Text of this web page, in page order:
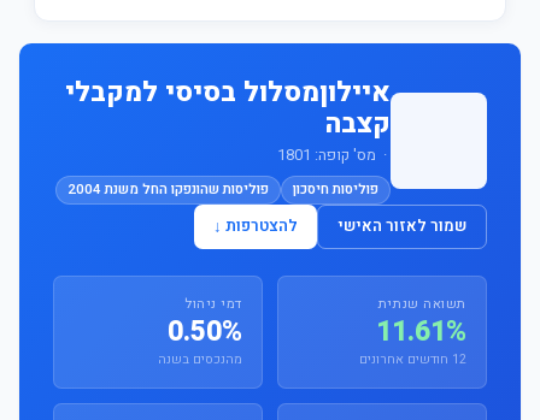
איילוןמסלול בסיסי למקבלי
קצבה
· מס' קופה: 1801
פוליסות חיסכון פוליסות שהונפקו החל משנת 2004
שמור לאזור האישי להצטרפות ↓
תשואה שנתית
11.61%
12 חודשים אחרונים
דמי ניהול
0.50%
מהנכסים בשנה